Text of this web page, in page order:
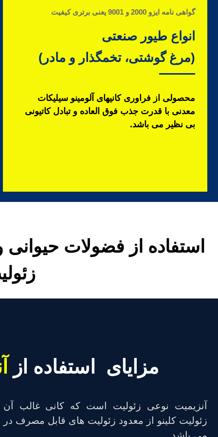
گواهی نامه ایزو 2000 و 9001 یعنی برتری کیفیت
انواع طیور صنعتی
(مرغ گوشتی، تخمگذار و مادر)
محصولی از فراوری کانیهای آلومینو سیلیکات
معدنی با قدرت جذب فوق العاده و تبادل کاتیونی
بی نظیر می باشد.
استفاده از فضولات
مزایای استفاده از
آنزیمیت نوعی زئولیت است که کانی غالب آن
زئولیت کلینو از معدود زئولیت های قابل مصرف در